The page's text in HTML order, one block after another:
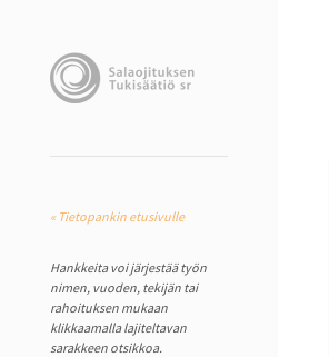
« Tietopankin etusivulle
Hankkeita voi järjestää työn
nimen, vuoden, tekijän tai
rahoituksen mukaan
klikkaamalla lajiteltavan
sarakkeen otsikkoa.